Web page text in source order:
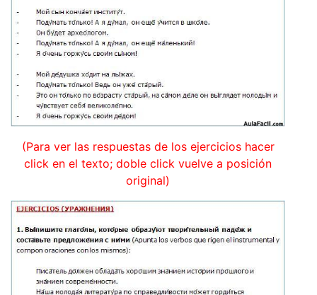
(Para ver las respuestas de los ejercicios hacer
click en el texto; doble click vuelve a posición
original)